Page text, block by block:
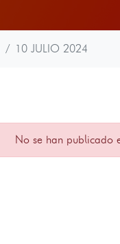
10 JULIO 2024
No se han publicado